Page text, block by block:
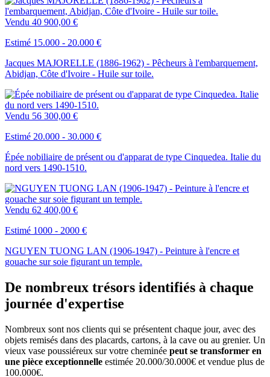
Vendu 40 900,00 €
Estimé 15.000 - 20.000 €
Jacques MAJORELLE (1886-1962) - Pêcheurs à l'embarquement,
Abidjan, Côte d'Ivoire - Huile sur toile.
Vendu 56 300,00 €
Estimé 20.000 - 30.000 €
Épée nobiliaire de présent ou d'apparat de type Cinquedea. Italie du
nord vers 1490-1510.
Vendu 62 400,00 €
Estimé 1000 - 2000 €
NGUYEN TUONG LAN (1906-1947) - Peinture à l'encre et
gouache sur soie figurant un temple.
De nombreux trésors identifiés à chaque
journée d'expertise
Nombreux sont nos clients qui se présentent chaque jour, avec des
objets remisés dans des placards, cartons, à la cave ou au grenier. Un
vieux vase poussiéreux sur votre cheminée peut se transformer en
une pièce exceptionnelle estimée 20.000/30.000€ et vendue plus de
100.000€.